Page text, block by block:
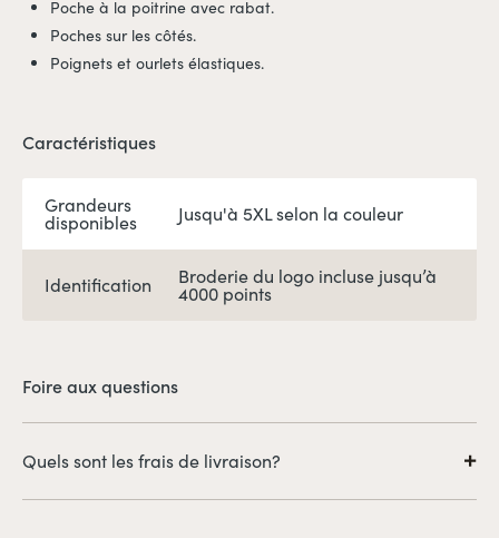
Poche à la poitrine avec rabat.
Poches sur les côtés.
Poignets et ourlets élastiques.
Caractéristiques
Grandeurs
disponibles Jusqu'à 5XL selon la couleur
Identification Broderie du logo incluse jusqu’à
4000 points
Foire aux questions
Quels sont les frais de livraison?